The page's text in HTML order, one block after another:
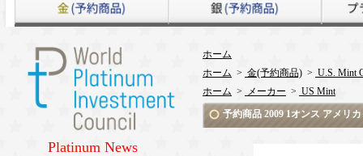
Platinum News
ホーム
ホーム > 金(予約商品) > U.S. Mint
ホーム > メーカー > US Mint
予約商品 2009 1オンス アメリ